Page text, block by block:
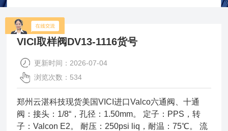
VICI取样阀DV13-1116货号
更新时间：2026-07-04
浏览次数：534
郑州云湛科技现货美国VICI进口Valco六通阀、十通
阀：接头：1/8“，孔径：1.50mm。 定子：PPS，转
子：Valcon E2。 耐压：250psi liq，耐温：75℃。 流